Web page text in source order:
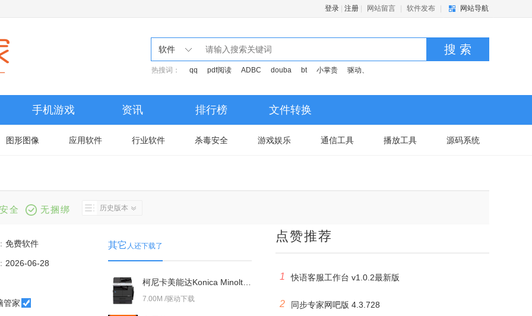
登录 注册 网站留言 软件发布 网站导航
软件 搜 索
热搜词： qq pdf阅读 ADBC douba bt 小掌贵 驱动、
手机游戏 资讯 排行榜 文件转换
图形图像 应用软件 行业软件 杀毒安全 游戏娱乐 通信工具 播放工具 源码系统
安全 无捆绑 历史版本
免费软件
2026-06-28
管家
其它 人还下载了
7.00M /驱动下载
点赞推荐
1 快语客服工作台 v1.0.2最新版
2 同步专家网吧版 4.3.728